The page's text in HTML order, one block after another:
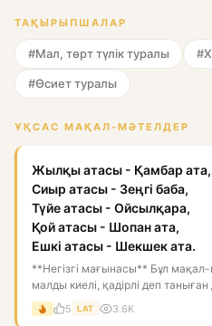
ТАҚЫРЫПШАЛАР
#Мал, төрт түлік туралы
#Өсиет туралы
ҰҚСАС МАҚАЛ-МӘТЕЛДЕР
Жылқы атасы - Қамбар ата,
Сиыр атасы - Зеңгі баба,
Түйе атасы - Ойсылқара,
Қой атасы - Шопан ата,
Ешкі атасы - Шекшек ата.
**Негізгі мағынасы** Бұл мақал-
малды киелі, қадірлі деп
Мұнда...
5 LAT 3.6K